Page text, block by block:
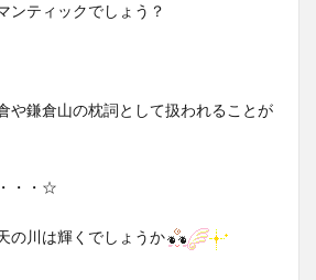
ンティックでしょう？
や鎌倉山の枕詞として扱われることが
・・☆
の川は輝くでしょうか